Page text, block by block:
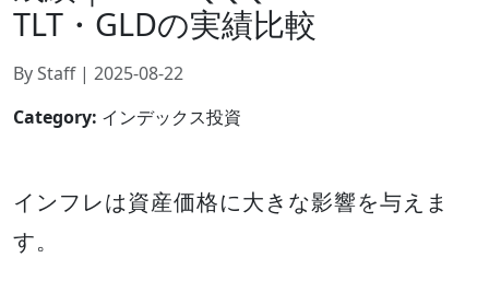
TLT・GLDの実績比較
By Staff | 2025-08-22
Category: インデックス投資
インフレは資産価格に大きな影響を与えま
す。